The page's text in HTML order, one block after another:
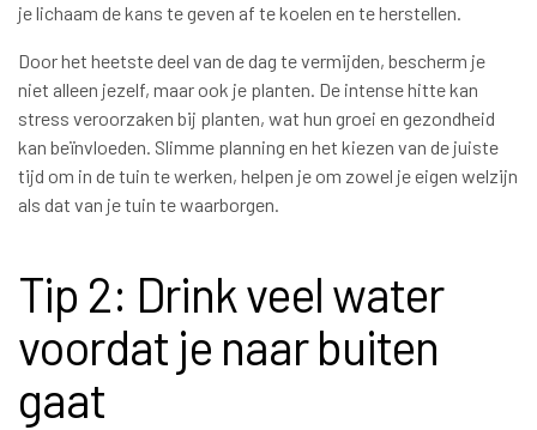
je lichaam de kans te geven af te koelen en te herstellen.
Door het heetste deel van de dag te vermijden, bescherm je
niet alleen jezelf, maar ook je planten. De intense hitte kan
stress veroorzaken bij planten, wat hun groei en gezondheid
kan beïnvloeden. Slimme planning en het kiezen van de juiste
tijd om in de tuin te werken, helpen je om zowel je eigen welzijn
als dat van je tuin te waarborgen.
Tip 2: Drink veel water
voordat je naar buiten
gaat